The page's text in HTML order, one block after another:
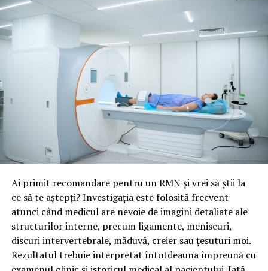
Ai primit recomandare pentru un RMN și vrei să știi la
ce să te aștepți? Investigația este folosită frecvent
atunci când medicul are nevoie de imagini detaliate ale
structurilor interne, precum ligamente, meniscuri,
discuri intervertebrale, măduvă, creier sau țesuturi moi.
Rezultatul trebuie interpretat întotdeauna împreună cu